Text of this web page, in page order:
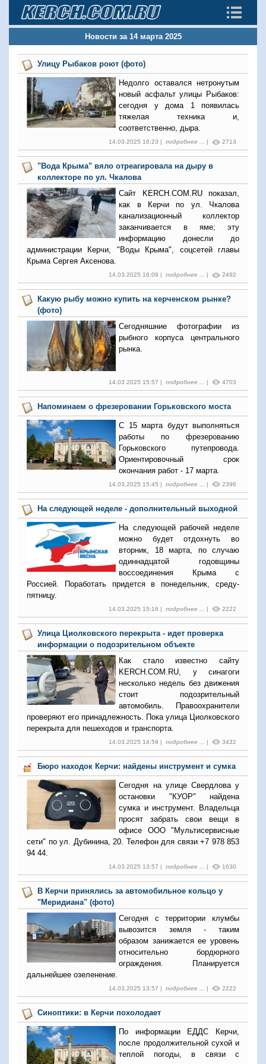
Новости за 14 марта 2025
Улицу Рыбаков роют (фото)
Недолго оставался нетронутым
новый асфальт улицы Рыбаков:
сегодня у дома 1 появилась
тяжелая техника и,
соответственно, дыра.
14.03.2025 16:23 | подробнее ... | 2713
"Вода Крыма" вяло отреагировала на дыру в
коллекторе по ул. Чкалова
Сайт KERCH.COM.RU показал,
как в Керчи по ул. Чкалова
канализационный коллектор
заканчивается в яме; эту
информацию донесли до
администрации Керчи, "Воды Крыма", соцсетей главы
Крыма Сергея Аксенова.
14.03.2025 16:09 | подробнее ... | 2492
Какую рыбу можно купить на керченском рынке?
(фото)
Сегодняшние фотографии из
рыбного корпуса центрального
рынка.
14.03.2025 15:57 | подробнее ... | 4703
Напоминаем о фрезеровании Горьковского моста
С 15 марта будут выполняться
работы по фрезерованию
Горьковского путепровода.
Ориентировочный срок
окончания работ - 17 марта.
14.03.2025 15:45 | подробнее ... | 2396
На следующей неделе - дополнительный выходной
На следующей рабочей неделе
можно будет отдохнуть во
вторник, 18 марта, по случаю
одиннадцатой годовщины
воссоединения Крыма с
Россией. Поработать придется в понедельник, среду-
пятницу.
14.03.2025 15:16 | подробнее ... | 2222
Улица Циолковского перекрыта - идет проверка
информации о подозрительном объекте
Как стало известно сайту
KERCH.COM.RU, у синагоги
несколько недель без движения
стоит подозрительный
автомобиль. Правоохранители
проверяют его принадлежность. Пока улица Циолковского
перекрыта для пешеходов и транспорта.
14.03.2025 14:59 | подробнее ... | 3432
Бюро находок Керчи: найдены инструмент и сумка
Сегодня на улице Свердлова у
остановки "КУОР" найдена
сумка и инструмент. Владельца
просят забрать свои вещи в
офисе ООО "Мультисервисные
сети" по ул. Дубинина, 20. Телефон для связи +7 978 853
94 44.
14.03.2025 13:57 | подробнее ... | 1630
В Керчи принялись за автомобильное кольцо у
"Меридиана" (фото)
Сегодня с территории клумбы
вывозится земля - таким
образом занижается ее уровень
относительно бордюрного
ограждения. Планируется
дальнейшее озеленение.
14.03.2025 13:57 | подробнее ... | 2222
Синоптики: в Керчи похолодает
По информации ЕДДС Керчи,
после продолжительной сухой и
теплой погоды, в связи с